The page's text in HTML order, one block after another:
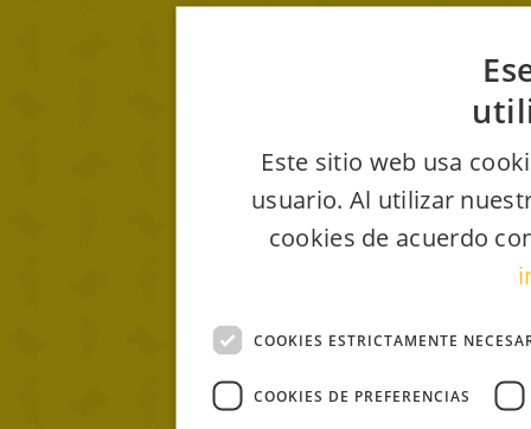
Este sitio web usa
usuario. Al utilizar
cookies de acuerdo
COOKIES ESTRICTAMENTE
COOKIES DE PREFERENCIAS